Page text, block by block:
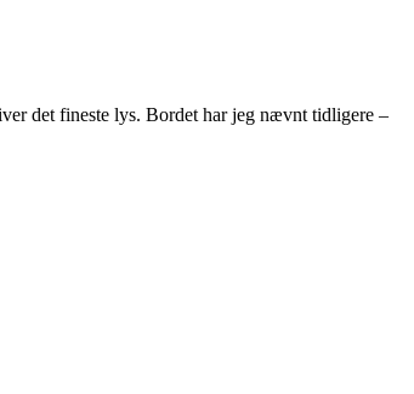
det fineste lys. Bordet har jeg nævnt tidligere –